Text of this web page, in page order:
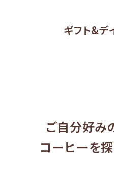
ギフト&デ
ご自分好み
コーヒーを